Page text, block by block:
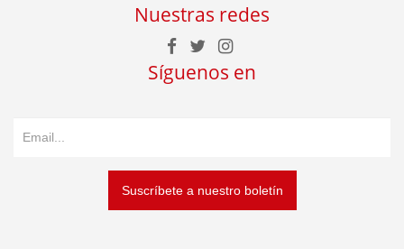
Nuestras redes
Síguenos en
Suscríbete a nuestro boletín